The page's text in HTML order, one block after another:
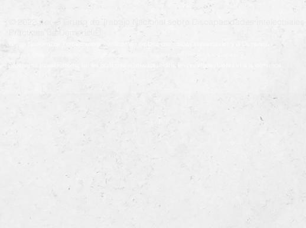
© 2022 por el Grupo de Trabajo Nacional sobre Discapacidades Intelectuales y
Prácticas de Demencia.
Grupo Nacional de Trabajo sobre Prácticas en las Discapacidades Intelectuales y la Demencia
Krajowa Grupa Zadaniowa ds. Niepełnosprawności Intelektualnej i Praktyk w Demencji
Groupe de travail national sur les pratiques relatives aux déficiences intellectuelles et à la démence